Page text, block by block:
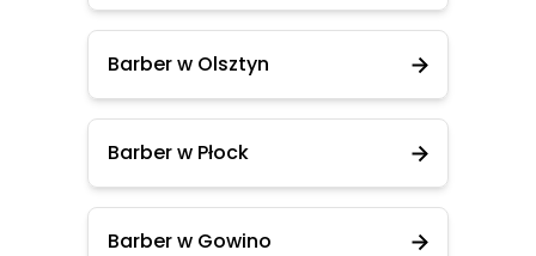
Barber w Olsztyn
Barber w Płock
Barber w Gowino